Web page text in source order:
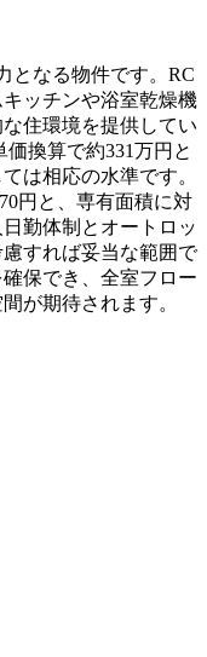
となる物件です。RC
ッチンや浴室乾燥機
住環境を提供してい
換算で約331万円と
は相応の水準です。
円と、専有面積に対
勤体制とオートロッ
すれば妥当な範囲で
保でき、全室フロー
が期待されます。